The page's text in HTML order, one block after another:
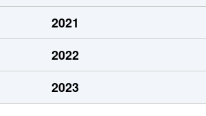
2021
2022
2023